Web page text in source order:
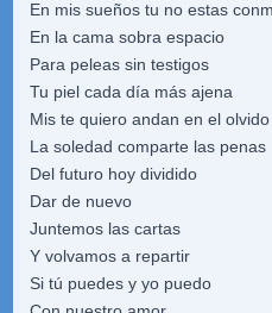
En mis sueños tu no estas
En la cama sobra espacio
Para peleas sin testigos
Tu piel cada día más ajena
Mis te quiero andan en el olvido
La soledad comparte las penas
Del futuro hoy dividido
Dar de nuevo
Juntemos las cartas
Y volvamos a repartir
Si tú puedes y yo puedo